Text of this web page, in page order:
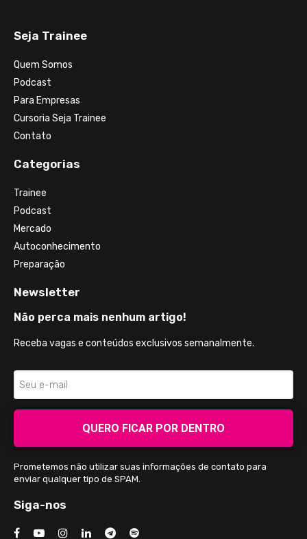
Seja Trainee
Quem Somos
Podcast
Para Empresas
Cursoria Seja Trainee
Contato
Categorias
Trainee
Podcast
Mercado
Autoconhecimento
Preparação
Newsletter
Não perca mais nenhum artigo!
Receba vagas e conteúdos exclusivos semanalmente.
QUERO FICAR POR DENTRO
Prometemos não utilizar suas informações de contato para
enviar qualquer tipo de SPAM.
Siga-nos